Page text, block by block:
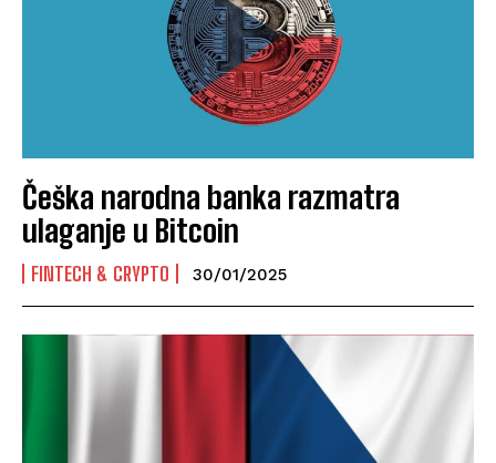
Češka narodna banka razmatra
ulaganje u Bitcoin
FINTECH & CRYPTO 30/01/2025